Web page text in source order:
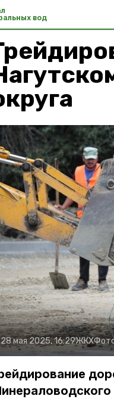
вод
28 мая 2025, 16:29ЖКХ